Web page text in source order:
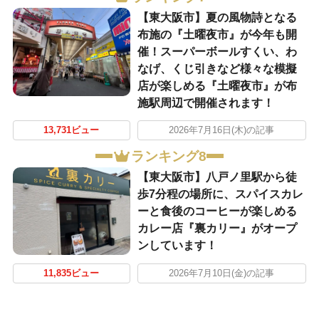
【東大阪市】夏の風物詩となる
布施の『土曜夜市』が今年も開
催！スーパーボールすくい、わ
なげ、くじ引きなど様々な模擬
店が楽しめる『土曜夜市』が布
施駅周辺で開催されます！
13,731ビュー 2026年7月16日(木)の記事
ランキング8
【東大阪市】八戸ノ里駅から徒
歩7分程の場所に、スパイスカレ
ーと食後のコーヒーが楽しめる
カレー店『裏カリー』がオープ
ンしています！
11,835ビュー 2026年7月10日(金)の記事